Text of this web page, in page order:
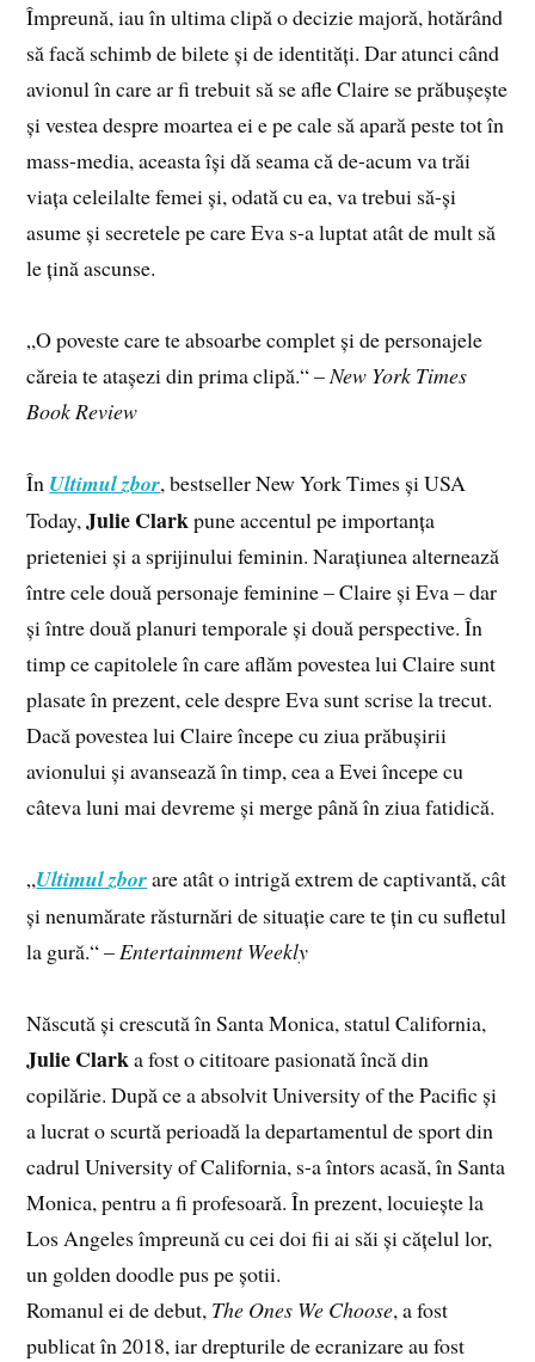
Împreună, iau în ultima clipă o decizie majoră, hotărând
să facă schimb de bilete și de identități. Dar atunci când
avionul în care ar fi trebuit să se afle Claire se prăbușește
și vestea despre moartea ei e pe cale să apară peste tot în
mass-media, aceasta își dă seama că de-acum va trăi
viața celeilalte femei și, odată cu ea, va trebui să-și
asume și secretele pe care Eva s-a luptat atât de mult să
le țină ascunse.
„O poveste care te absoarbe complet și de personajele
căreia te atașezi din prima clipă.“ –New York Times
Book Review
În Ultimul zbor, bestseller New York Times și USA
Today,Julie Clarkpune accentul pe importanța
prieteniei și a sprijinului feminin. Narațiunea alternează
între cele două personaje feminine – Claire și Eva – dar
și între două planuri temporale și două perspective. În
timp ce capitolele în care aflăm povestea lui Claire sunt
plasate în prezent, cele despre Eva sunt scrise la trecut.
Dacă povestea lui Claire începe cu ziua prăbușirii
avionului și avansează în timp, cea a Evei începe cu
câteva luni mai devreme și merge până în ziua fatidică.
„Ultimul zborare atât o intrigă extrem de captivantă, cât
și nenumărate răsturnări de situație care te țin cu sufletul
la gură.“ –Entertainment Weekly
Născută și crescută în Santa Monica, statul California,
Julie Clarka fost o cititoare pasionată încă din
copilărie. După ce a absolvit University of the Pacific și
a lucrat o scurtă perioadă la departamentul de sport din
cadrul University of California, s-a întors acasă, în Santa
Monica, pentru a fi profesoară. În prezent, locuiește la
Los Angeles împreună cu cei doi fii ai săi și cățelul lor,
un golden doodle pus pe șotii.
Romanul ei de debut, The Ones We Choose, a fost
publicat în 2018, iar drepturile de ecranizare au fost